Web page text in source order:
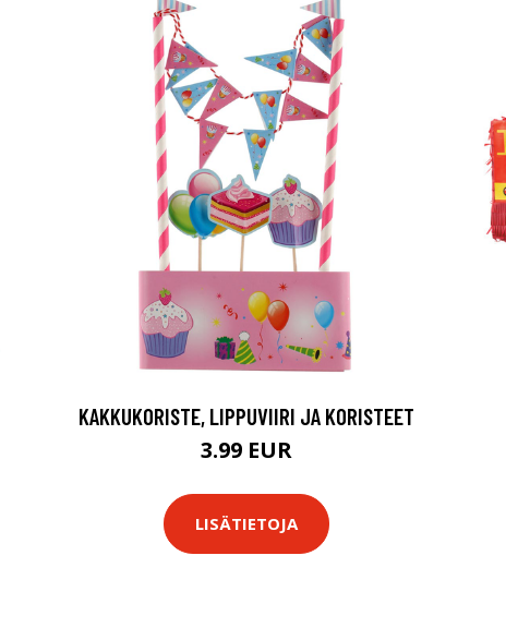
KAKKUKORISTE, LIPPUVIIRI JA KORISTEET
3.99 EUR
LISÄTIETOJA